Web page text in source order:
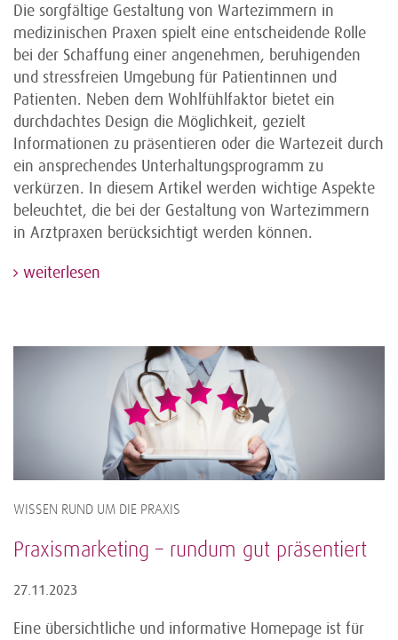
Die sorgfältige Gestaltung von Wartezimmern in
medizinischen Praxen spielt eine entscheidende Rolle
bei der Schaffung einer angenehmen, beruhigenden
und stressfreien Umgebung für Patientinnen und
Patienten. Neben dem Wohlfühlfaktor bietet ein
durchdachtes Design die Möglichkeit, gezielt
Informationen zu präsentieren oder die Wartezeit durch
ein ansprechendes Unterhaltungsprogramm zu
verkürzen. In diesem Artikel werden wichtige Aspekte
beleuchtet, die bei der Gestaltung von Wartezimmern
in Arztpraxen berücksichtigt werden können.
weiterlesen
WISSEN RUND UM DIE PRAXIS
Praxismarketing – rundum gut präsentiert
27.11.2023
Eine übersichtliche und informative Homepage ist für